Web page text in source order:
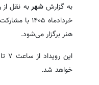
به گزارششهر
خردادماه
هنر برگزار می‌شود.
خواهد شد.